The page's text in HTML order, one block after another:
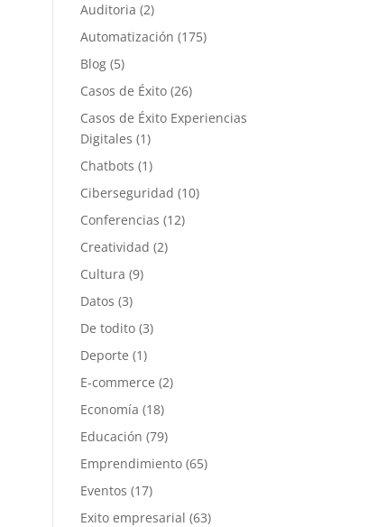
Auditoria (2)
Automatización (175)
Blog (5)
Casos de Éxito (26)
Casos de Éxito Experiencias
Digitales (1)
Chatbots (1)
Ciberseguridad (10)
Conferencias (12)
Creatividad (2)
Cultura (9)
Datos (3)
De todito (3)
Deporte (1)
E-commerce (2)
Economía (18)
Educación (79)
Emprendimiento (65)
Eventos (17)
Exito empresarial (63)